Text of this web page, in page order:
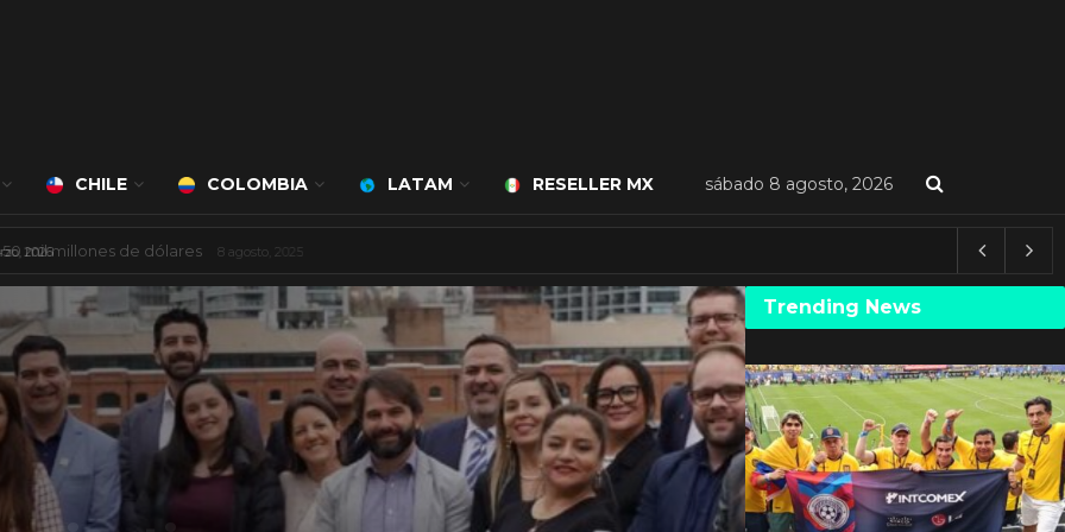
CHILE COLOMBIA LATAM RESELLER MX sábado 8 agosto, 2026
a cargo de Bert Milan 24 marzo, 2026
Trending News